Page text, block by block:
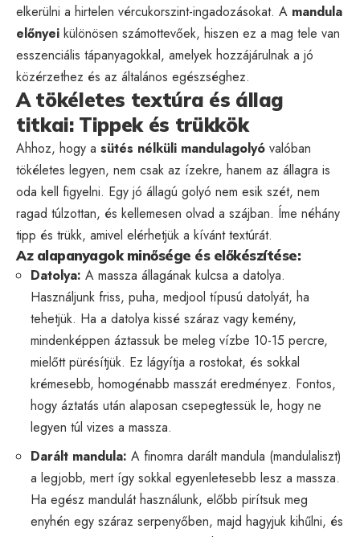
elkerülni a hirtelen vércukorszint-ingadozásokat. A mandula
előnyei különösen számottevőek, hiszen ez a mag tele van
esszenciális tápanyagokkal, amelyek hozzájárulnak a jó
közérzethez és az általános egészséghez.
A tökéletes textúra és állag
titkai: Tippek és trükkök
Ahhoz, hogy a sütés nélküli mandulagolyó valóban
tökéletes legyen, nem csak az ízekre, hanem az állagra is
oda kell figyelni. Egy jó állagú golyó nem esik szét, nem
ragad túlzottan, és kellemesen olvad a szájban. Íme néhány
tipp és trükk, amivel elérhetjük a kívánt textúrát.
Az alapanyagok minősége és előkészítése:
Datolya: A massza állagának kulcsa a datolya.
Használjunk friss, puha, medjool típusú datolyát, ha
tehetjük. Ha a datolya kissé száraz vagy kemény,
mindenképpen áztassuk be meleg vízbe 10-15 percre,
mielőtt pürésítjük. Ez lágyítja a rostokat, és sokkal
krémesebb, homogénabb masszát eredményez. Fontos,
hogy áztatás után alaposan csepegtessük le, hogy ne
legyen túl vizes a massza.
Darált mandula: A finomra darált mandula (mandulaliszt)
a legjobb, mert így sokkal egyenletesebb lesz a massza.
Ha egész mandulát használunk, előbb pirítsuk meg
enyhén egy száraz serpenyőben, majd hagyjuk kihűlni, és